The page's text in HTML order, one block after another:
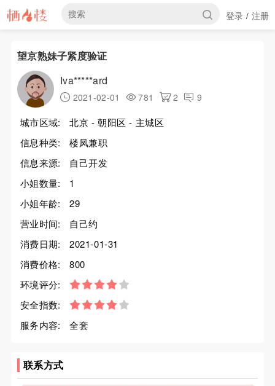
登录 / 注册
望京熟妹子紧度验证
Iva*****ard
2021-02-01 781 2 9
城市区域:
北京 - 朝阳区 - 主城区
信息种类:
楼凤兼职
信息来源:
自己开发
小姐数量:
1
小姐年龄:
29
营业时间:
自己约
消费日期:
2021-01-31
消费价格:
800
环境评分:
安全指数:
服务内容:
全套
联系方式